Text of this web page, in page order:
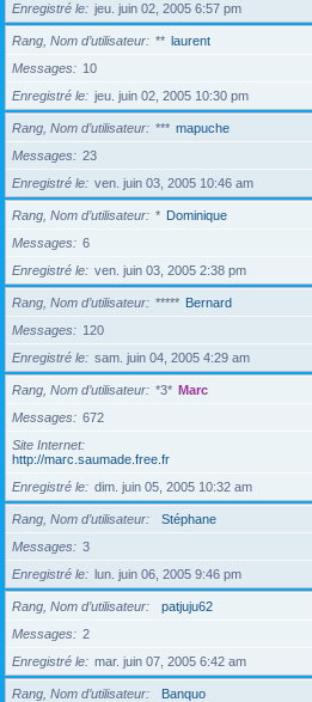
Enregistré le
jeu. juin 02, 2005 6:57 pm
Rang, Nom d’utilisateur ** laurent
Messages
10
Enregistré le
jeu. juin 02, 2005 10:30 pm
Rang, Nom d’utilisateur *** mapuche
Messages
23
Enregistré le
ven. juin 03, 2005 10:46 am
Rang, Nom d’utilisateur * Dominique
Messages
6
Enregistré le
ven. juin 03, 2005 2:38 pm
Rang, Nom d’utilisateur ***** Bernard
Messages
120
Enregistré le
sam. juin 04, 2005 4:29 am
Rang, Nom d’utilisateur *3* Marc
Messages
672
Site Internet
http://marc.saumade.free.fr
Enregistré le
dim. juin 05, 2005 10:32 am
Rang, Nom d’utilisateur
Stéphane
Messages
3
Enregistré le
lun. juin 06, 2005 9:46 pm
Rang, Nom d’utilisateur
patjuju62
Messages
2
Enregistré le
mar. juin 07, 2005 6:42 am
Rang, Nom d’utilisateur
Banquo